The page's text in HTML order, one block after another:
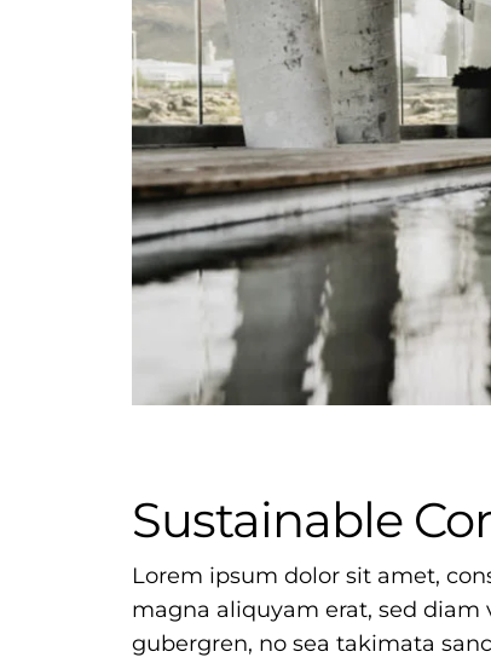
Sustainable
Lorem ipsum dolor sit amet,
magna aliquyam erat, sed diam
gubergren, no sea takimata